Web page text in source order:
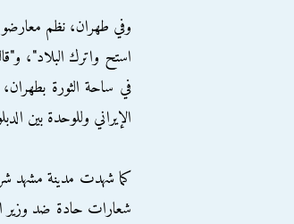
وفي طهران، نظم
استح واترك البلاد"،
الإيراني وللوحدة بين
كما شهدت مدينة مشهد
شعارات حادة ضد وزير